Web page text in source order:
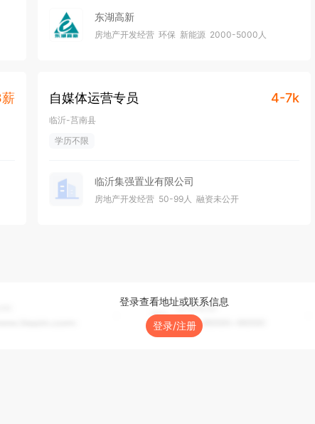
同发展。
东湖高新
房地产开发经营 环保 新能源 2000-5000人
自媒体运营专员 4-7k
临沂-莒南县
学历不限
临沂集强置业有限公司
房地产开发经营 50-99人 融资未公开
登录查看地址或联系信息
登录/注册